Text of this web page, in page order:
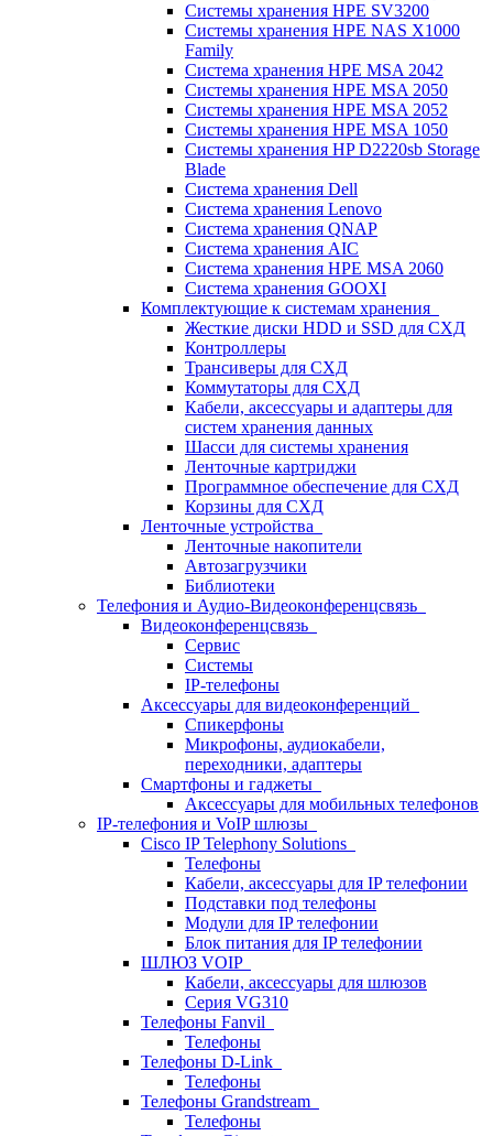
Системы хранения HPE SV3200
Системы хранения HPE NAS X1000
Family
Система хранения HPE MSA 2042
Системы хранения HPE MSA 2050
Системы хранения HPE MSA 2052
Системы хранения HPE MSA 1050
Системы хранения HP D2220sb Storage
Blade
Система хранения Dell
Система хранения Lenovo
Система хранения QNAP
Система хранения AIC
Система хранения HPE MSA 2060
Система хранения GOOXI
Комплектующие к системам хранения
Жесткие диски HDD и SSD для СХД
Контроллеры
Трансиверы для СХД
Коммутаторы для СХД
Кабели, аксессуары и адаптеры для
систем хранения данных
Шасси для системы хранения
Ленточные картриджи
Программное обеспечение для СХД
Корзины для СХД
Ленточные устройства
Ленточные накопители
Автозагрузчики
Библиотеки
Телефония и Аудио-Видеоконференцсвязь
Видеоконференцсвязь
Сервис
Системы
IP-телефоны
Аксессуары для видеоконференций
Спикерфоны
Микрофоны, аудиокабели,
переходники, адаптеры
Смартфоны и гаджеты
Аксессуары для мобильных телефонов
IP-телефония и VoIP шлюзы
Cisco IP Telephony Solutions
Телефоны
Кабели, аксессуары для IP телефонии
Подставки под телефоны
Модули для IP телефонии
Блок питания для IP телефонии
ШЛЮЗ VOIP
Кабели, аксессуары для шлюзов
Серия VG310
Телефоны Fanvil
Телефоны
Телефоны D-Link
Телефоны
Телефоны Grandstream
Телефоны